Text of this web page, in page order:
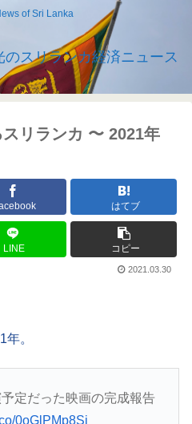
of Sri Lanka
スリランカ経済ニュース
リランカ 〜 2021年
はてブ
LINE コピー
2021.03.30
。
定だった映画の完成報告
0oGlPMp8Si